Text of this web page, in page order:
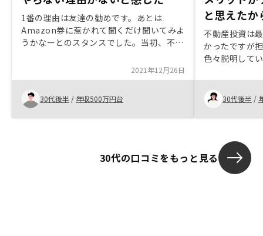
1番の理由は友達の勧めです。あとは
Amazon券に惹かれて聞くだけ聞いてみよ
うかなーとのスタンスでした。当初、不動
ームマンション投資はネットで情報収集し
ても悪く言われている方が圧倒的に多くて
やる気なかったですが、営業さんの話を聞
いて少し興味を持ちました。出口戦略が難
しいかなと思いますが、やらないで後悔す
面マイナスですが、後で取り返せれば良い
かなと思います。売却予想額が現実と大き
2021年12月26日
30代後半 / 年収500万円台
と思えた
不動産投資は
かったですが
色々説明して
と考えること
た。物件の良
のが良いと思
30代後半 /
30代の口コミをもっと見る